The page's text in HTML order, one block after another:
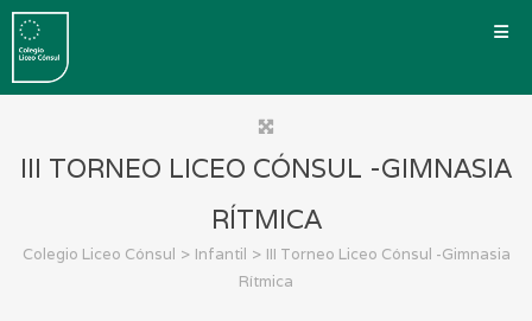
III TORNEO LICEO CÓNSUL -GIMNASIA
RÍTMICA
Colegio Liceo Cónsul > Infantil > III Torneo Liceo Cónsul -Gimnasia
Rítmica